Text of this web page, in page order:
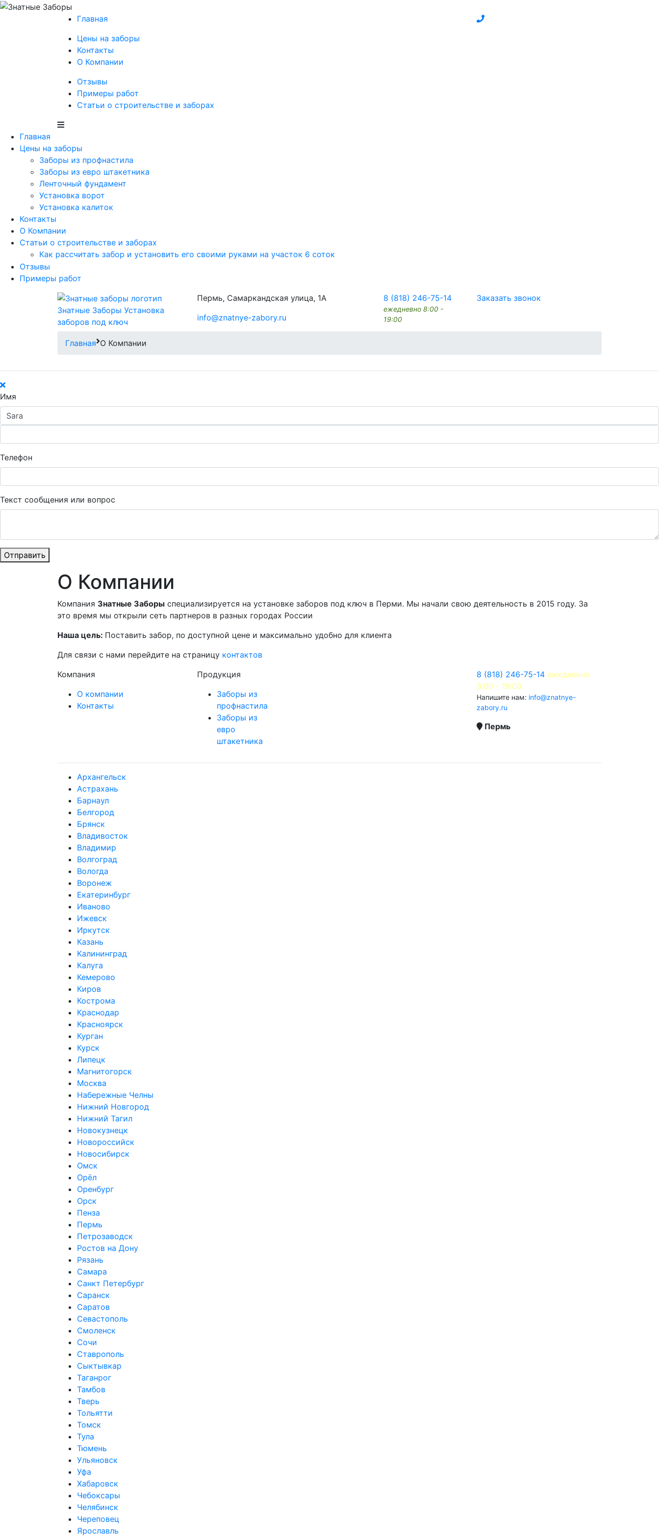
Главная
Цены на заборы
Контакты
О Компании
Отзывы
Примеры работ
Статьи о строительстве и заборах
Главная
Цены на заборы
Заборы из профнастила
Заборы из евро штакетника
Ленточный фундамент
Установка ворот
Установка калиток
Контакты
О Компании
Статьи о строительстве и заборах
Как рассчитать забор и установить его своими руками на участок 6 соток
Отзывы
Примеры работ
Знатные Заборы Установка
заборов под ключ
Пермь, Самаркандская улица, 1А
info@znatnye-zabory.ru
8 (818) 246-75-14
ежедневно 8:00 -
19:00
Заказать звонок
Главная О Компании
Имя
Телефон
Текст сообщения или вопрос
Отправить
О Компании
Компания Знатные Заборы специализируется на установке заборов под ключ в Перми. Мы начали свою деятельность в 2015 году. За
это время мы открыли сеть партнеров в разных городах России
Наша цель: Поставить забор, по доступной цене и максимально удобно для клиента
Для связи с нами перейдите на страницу контактов
Компания
О компании
Контакты
Продукция
Заборы из
профнастила
Заборы из
евро
штакетника
8 (818) 246-75-14 ежедневно
8:00 - 19:00
Напишите нам: info@znatnye-
zabory.ru
Пермь
Архангельск
Астрахань
Барнаул
Белгород
Брянск
Владивосток
Владимир
Волгоград
Вологда
Воронеж
Екатеринбург
Иваново
Ижевск
Иркутск
Казань
Калининград
Калуга
Кемерово
Киров
Кострома
Краснодар
Красноярск
Курган
Курск
Липецк
Магнитогорск
Москва
Набережные Челны
Нижний Новгород
Нижний Тагил
Новокузнецк
Новороссийск
Новосибирск
Омск
Орёл
Оренбург
Орск
Пенза
Пермь
Петрозаводск
Ростов на Дону
Рязань
Самара
Санкт Петербург
Саранск
Саратов
Севастополь
Смоленск
Сочи
Ставрополь
Сыктывкар
Таганрог
Тамбов
Тверь
Тольятти
Томск
Тула
Тюмень
Ульяновск
Уфа
Хабаровск
Чебоксары
Челябинск
Череповец
Ярославль